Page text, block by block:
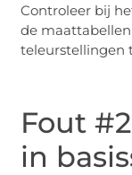
Controleer bij
de
teleurstellingen
Fout
in